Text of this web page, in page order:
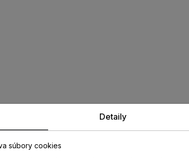
Detaily
súbory cookies